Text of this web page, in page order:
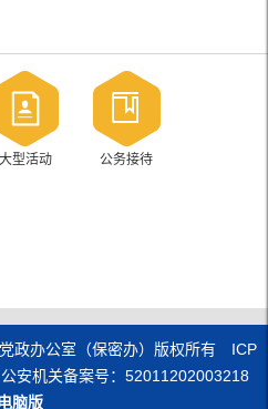
大型活动 公务接待
政办公室（保密办）版权所有 ICP
安机关备案号：52011202003218
脑版